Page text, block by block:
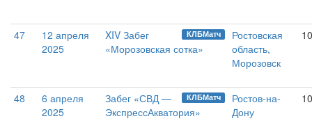
47
12 апреля
2025
КЛБМатч
XIV Забег
«Морозовская сотка»
Ростовская
область,
Морозовск
48
6 апреля
2025
КЛБМатч
Забег «СВД —
ЭкспрессАкватория»
Ростов-на-
Дону